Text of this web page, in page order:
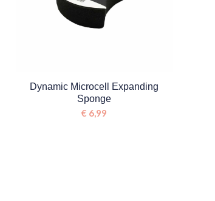
Dynamic Microcell Expanding
Sponge
€ 6,99